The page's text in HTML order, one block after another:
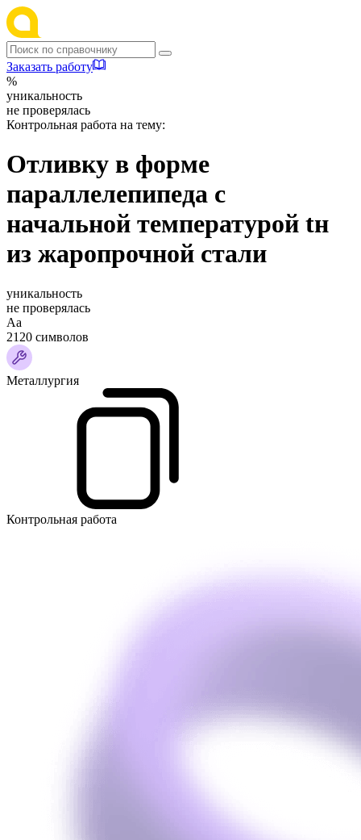
Заказать работу
%
уникальность
не проверялась
Контрольная работа на тему:
Отливку в форме
параллелепипеда с
начальной температурой tн
из жаропрочной стали
уникальность
не проверялась
Аа
2120 символов
Металлургия
Контрольная работа